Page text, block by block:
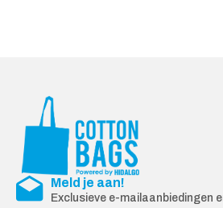
Meld je aan!
Exclusieve e-mailaanbiedingen